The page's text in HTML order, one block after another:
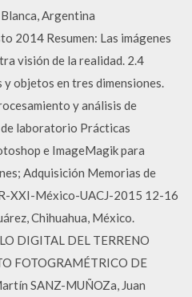
Argentina
2014 Resumen: Las imágenes
visión de la realidad. 2.4
y objetos en tres dimensiones.
y análisis de
laboratorio Prácticas
e ImageMagik para
Adquisición Memorias de
XXI-México-UACJ-2015 12-16
Chihuahua, México.
DIGITAL DEL TERRENO
FOTOGRAMÉTRICO DE
SANZ-MUÑOZa, Juan